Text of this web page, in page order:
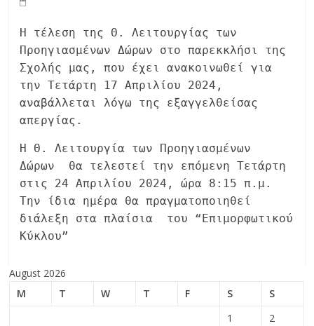
Η τέλεση της Θ. Λειτουργίας των
Προηγιασμένων Δώρων στο παρεκκλήσι της
Σχολής μας, που έχει ανακοινωθεί για
την Τετάρτη 17 Απριλίου 2024,
αναβάλλεται λόγω της εξαγγελθείσας
απεργίας.
Η Θ. Λειτουργία των Προηγιασμένων
Δώρων θα τελεστεί την επόμενη Τετάρτη
στις 24 Απριλίου 2024, ώρα 8:15 π.μ.
Την ίδια ημέρα θα πραγματοποιηθεί
διάλεξη στα πλαίσια του “Επιμορφωτικού
Κύκλου”
August 2026
M
T W T F S
S
1
2